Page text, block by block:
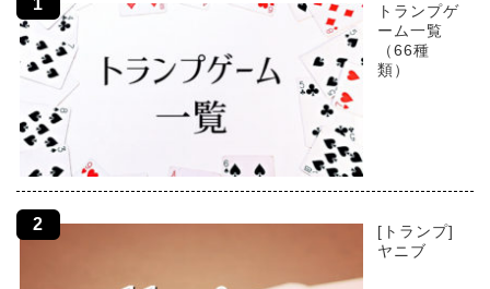
トランプゲ
ーム一覧
（66種
類）
[トランプ]
ヤニブ